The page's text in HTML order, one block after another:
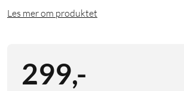
Les mer om produktet
299,-